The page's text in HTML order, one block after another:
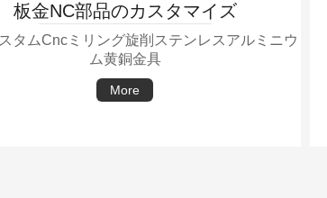
板金NC部品のカスタマイズ
タムCncミリング旋削ステンレスアルミニウ
ム黄銅金具
More